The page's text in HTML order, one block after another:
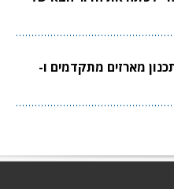
מארזים מתקדמים ו-